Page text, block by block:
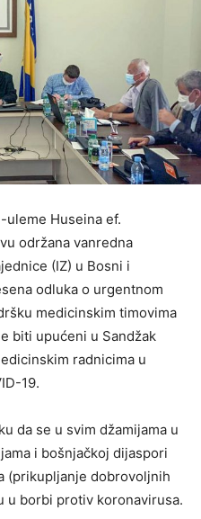
Huseina ef.
održana vanredna
(IZ) u Bosni i
odluka o urgentnom
medicinskim timovima
biti upućeni u Sandžak
radnicima u
19.
da se u svim džamijama u
i bošnjačkoj dijaspori
(prikupljanje dobrovoljnih
u borbi protiv koronavirusa.